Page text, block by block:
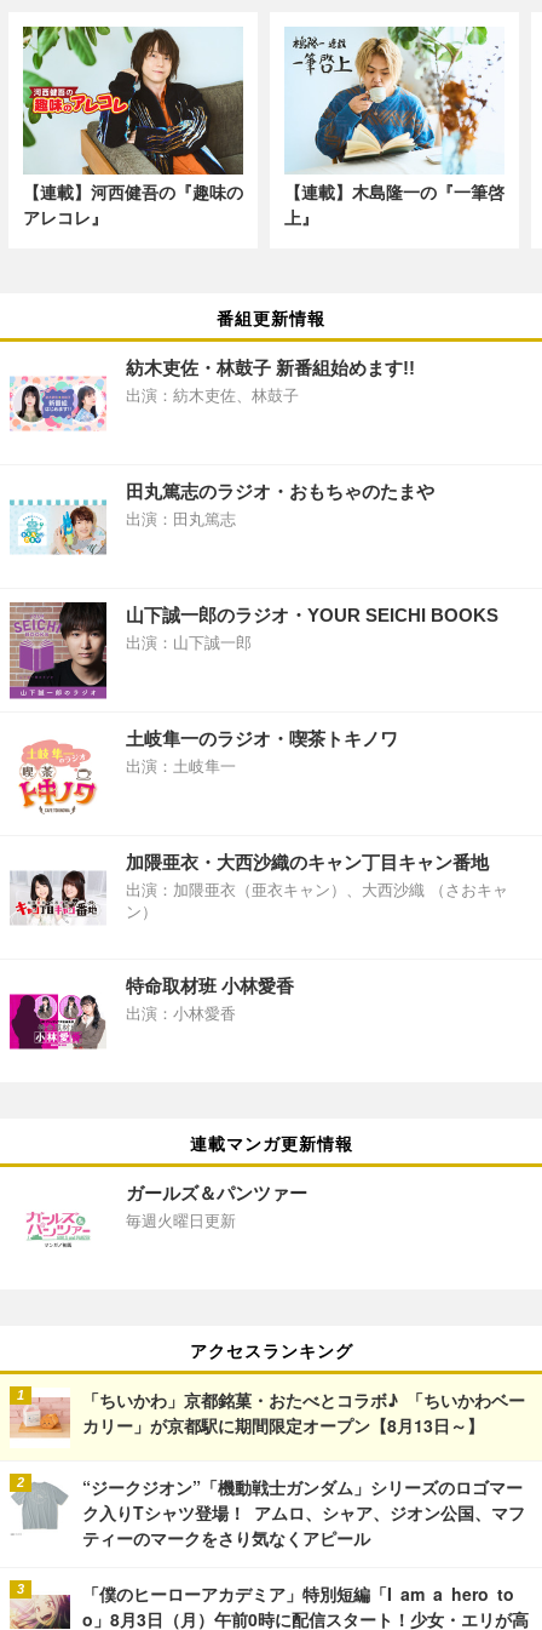
【連載】河西健吾の『趣味の
アレコレ』
【連載】木島隆一の『一筆啓
上』
番組更新情報
紡木吏佐・林鼓子 新番組始めます!!
出演：紡木吏佐、林鼓子
田丸篤志のラジオ・おもちゃのたまや
出演：田丸篤志
山下誠一郎のラジオ・YOUR SEICHI BOOKS
出演：山下誠一郎
土岐隼一のラジオ・喫茶トキノワ
出演：土岐隼一
加隈亜衣・大西沙織のキャン丁目キャン番地
出演：加隈亜衣（亜衣キャン）、大西沙織 （さおキャ
ン）
特命取材班 小林愛香
出演：小林愛香
連載マンガ更新情報
ガールズ＆パンツァー
毎週火曜日更新
アクセスランキング
「ちいかわ」京都銘菓・おたべとコラボ♪ 「ちいかわベー
カリー」が京都駅に期間限定オープン【8月13日～】
“ジークジオン”「機動戦士ガンダム」シリーズのロゴマー
ク入りTシャツ登場！ アムロ、シャア、ジオン公国、マフ
ティーのマークをさり気なくアピール
「僕のヒーローアカデミア」特別短編「I am a hero to
o」8月3日（月）午前0時に配信スタート！少女・エリが高